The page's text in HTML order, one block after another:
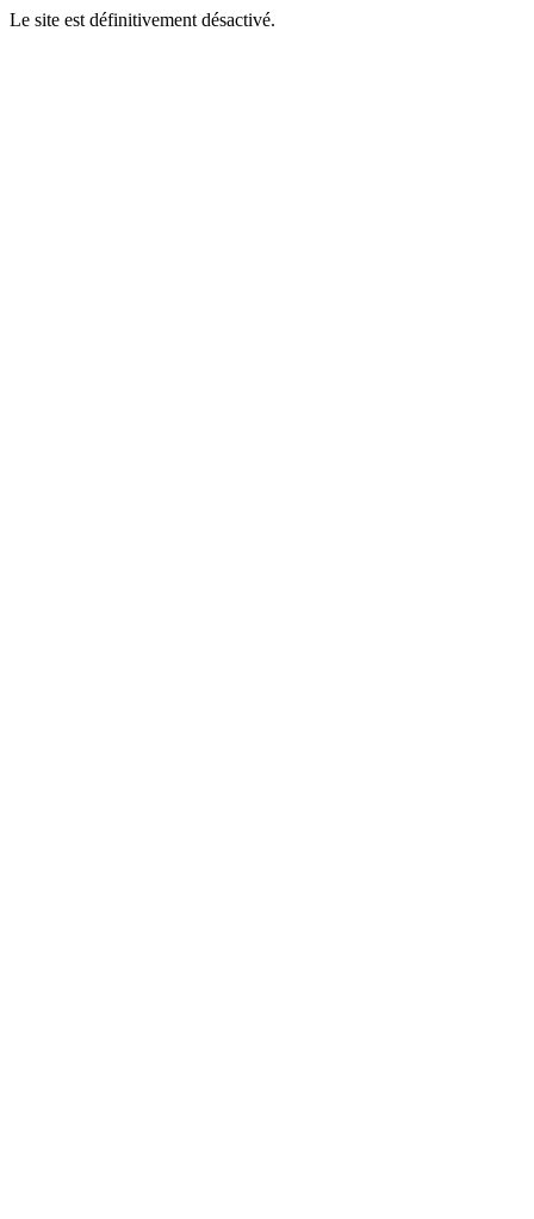
Le site est définitivement désactivé.